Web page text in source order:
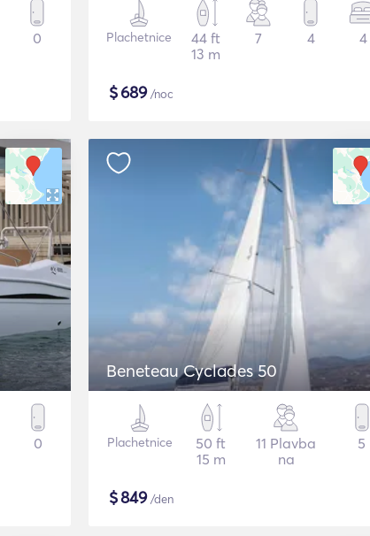
0 Plachetnice
44 ft
13 m
7 4 4
$689/noc
0
Beneteau Cyclades 50
Plachetnice
50 ft
15 m
11 Plavba
na
5
$849/den